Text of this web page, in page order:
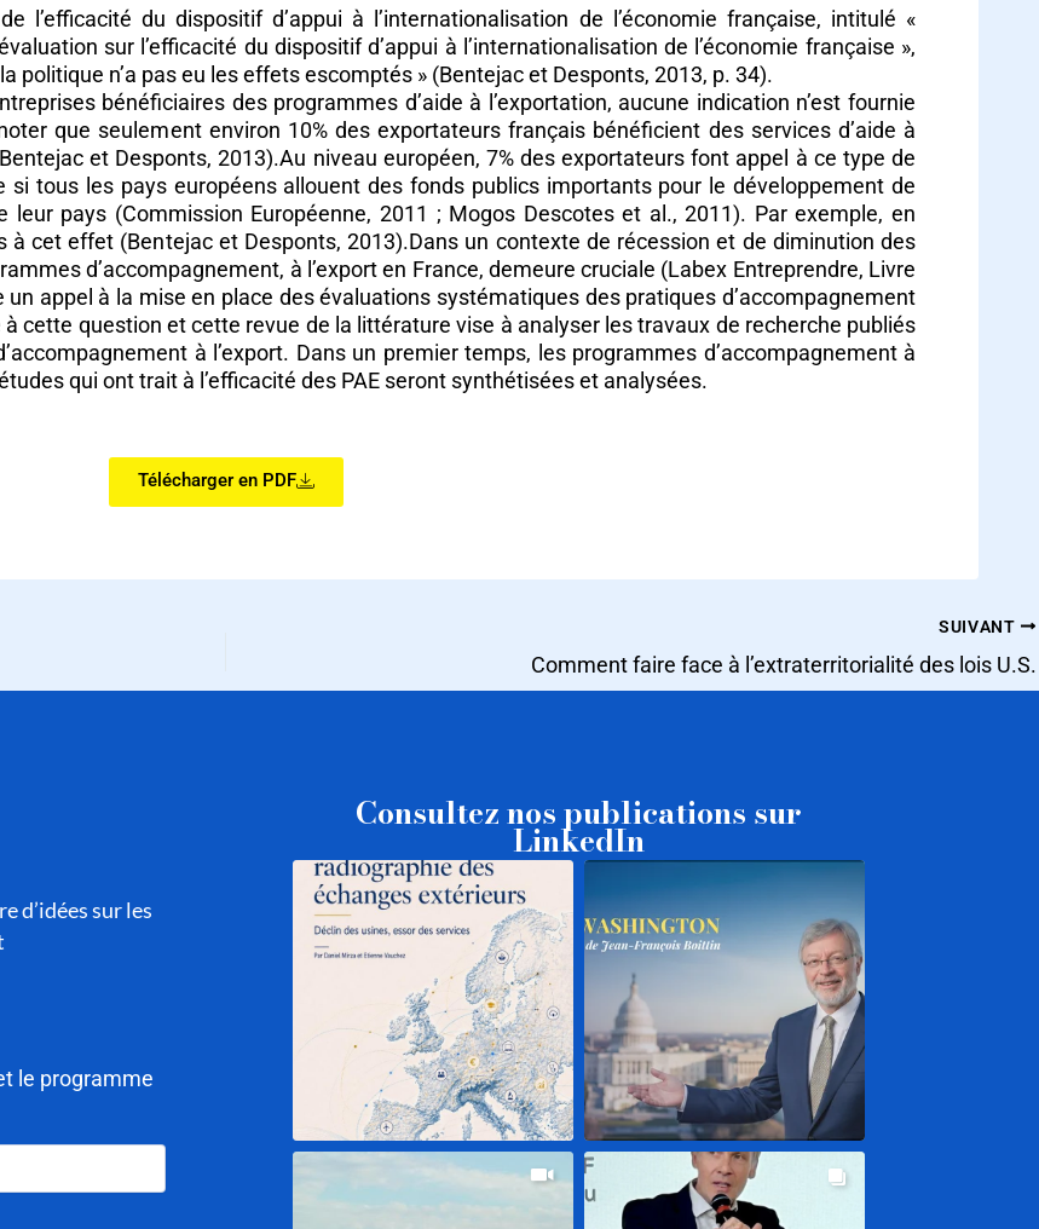
l’efficacité du dispositif d’appui à l’internationalisation de l’économie française, intitulé «
sur l’efficacité du dispositif d’appui à l’internationalisation de l’économie française »,
politique n’a pas eu les effets escomptés » (Bentejac et Desponts, 2013, p. 34).
bénéficiaires des programmes d’aide à l’exportation, aucune indication n’est fournie
que seulement environ 10% des exportateurs français bénéficient des services d’aide à
et Desponts, 2013).Au niveau européen, 7% des exportateurs font appel à ce type de
si tous les pays européens allouent des fonds publics importants pour le développement de
leur pays (Commission Européenne, 2011 ; Mogos Descotes et al., 2011). Par exemple, en
à cet effet (Bentejac et Desponts, 2013).Dans un contexte de récession et de diminution des
d’accompagnement, à l’export en France, demeure cruciale (Labex Entreprendre, Livre
appel à la mise en place des évaluations systématiques des pratiques d’accompagnement
cette question et cette revue de la littérature vise à analyser les travaux de recherche publiés
à l’export. Dans un premier temps, les programmes d’accompagnement à
qui ont trait à l’efficacité des PAE seront synthétisées et analysées.
Télécharger en PDF
SUIVANT
Comment faire face à l’extraterritorialité des lois U.S.
d’idées sur les
le programme
Consultez nos publications sur
LinkedIn